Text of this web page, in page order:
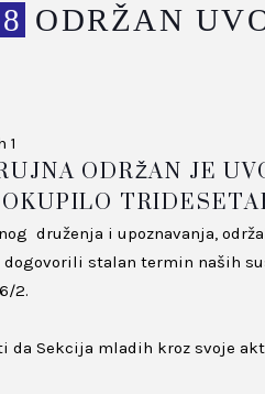
ODRŽAN
ODRŽAN JE
druženja i upoznavanja,
stalan termin naših
2.
da Sekcija mladih kroz svoje